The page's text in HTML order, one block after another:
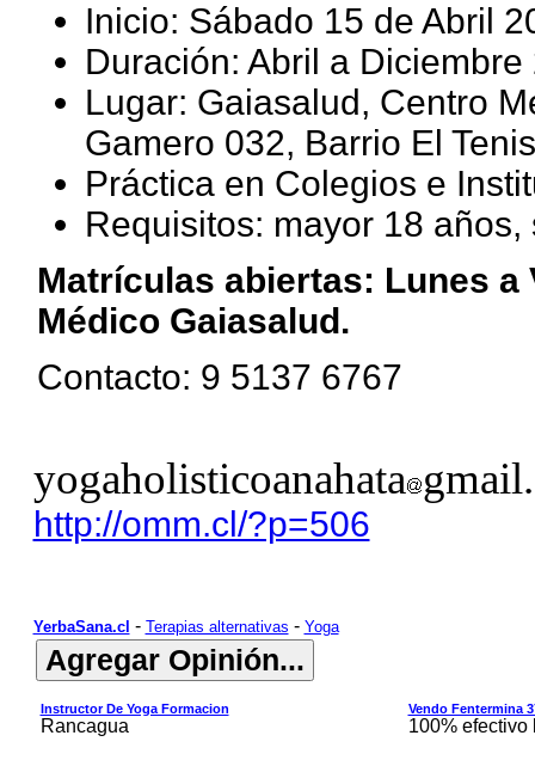
Inicio: Sábado 15 de Abril
Duración: Abril a Diciembre
Lugar: Gaiasalud, Centro
Gamero 032, Barrio El
Práctica en Colegios e
Requisitos: mayor 18
Matrículas abiertas: Lunes a
Médico Gaiasalud.
Contacto: 9 5137 6767
yogaholisticoanahata
http://omm.cl/?p=506
YerbaSana.cl - Terapias alternativas - Yoga
Instructor De Yoga Formacion
Rancagua
Vendo Fentermina
100% efectivo